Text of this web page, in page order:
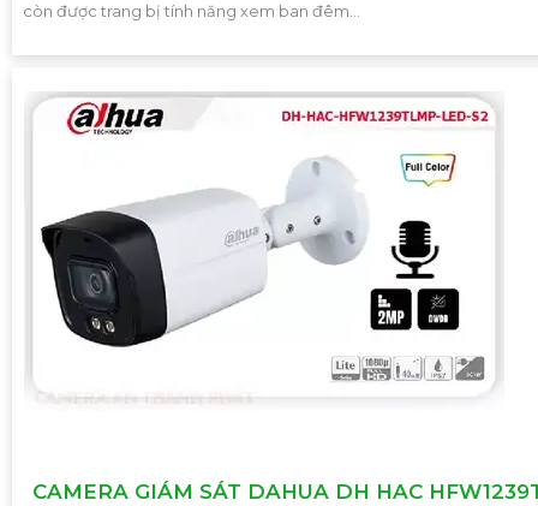
còn được trang bị tính năng xem ban đêm...
CAMERA GIÁM SÁT DAHUA DH HAC